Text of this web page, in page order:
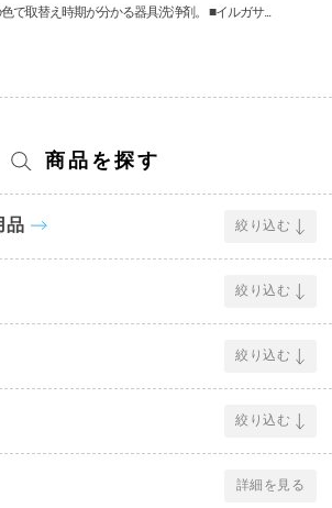
で取替え時期が分かる器具洗浄剤。 ■イルガサ...
商品を探す
品 絞り込む
絞り込む
絞り込む
絞り込む
詳細を見る